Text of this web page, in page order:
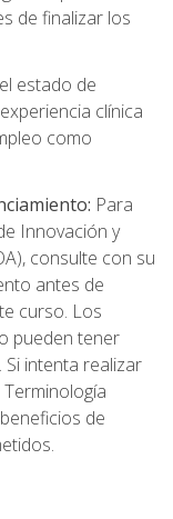
de finalizar los
estado de
clínica
como
Para
Innovación y
consulte con su
antes de
curso. Los
pueden tener
intenta realizar
de